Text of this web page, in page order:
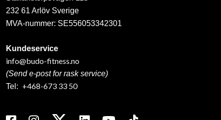
232 61 Arlöv Sverige
MVA-nummer: SE556053342301
Kundeservice
info@budo-fitness.no
(Send e-post for rask service)
Tel: +468-673 33 50